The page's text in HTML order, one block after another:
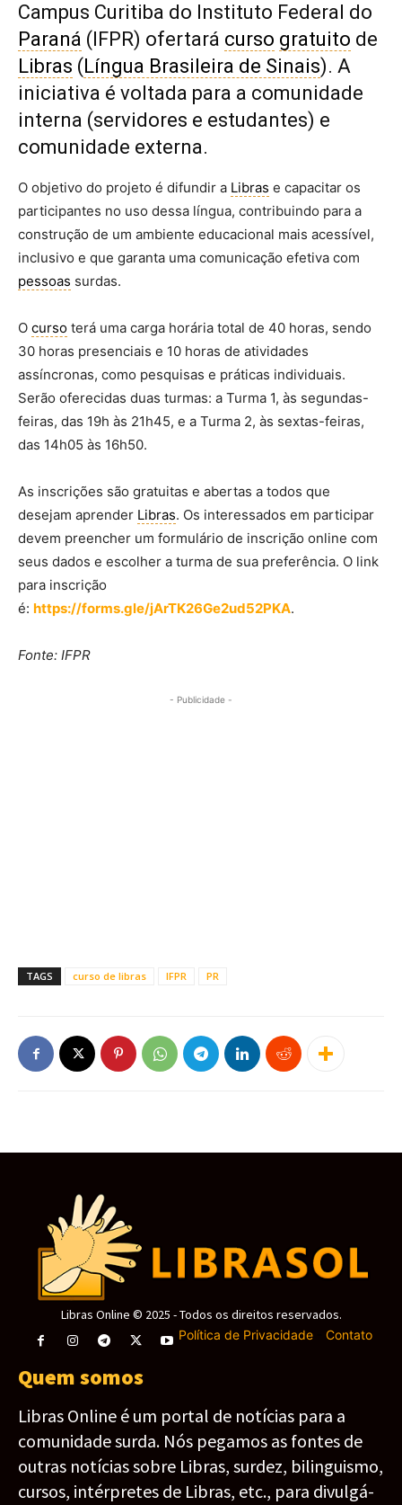
Campus Curitiba do Instituto Federal do
Paraná (IFPR) ofertará curso gratuito de
Libras (Língua Brasileira de Sinais). A
iniciativa é voltada para a comunidade
interna (servidores e estudantes) e
comunidade externa.
O objetivo do projeto é difundir a Libras e capacitar os
participantes no uso dessa língua, contribuindo para a
construção de um ambiente educacional mais acessível,
inclusivo e que garanta uma comunicação efetiva com
pessoas surdas.
O curso terá uma carga horária total de 40 horas, sendo
30 horas presenciais e 10 horas de atividades
assíncronas, como pesquisas e práticas individuais.
Serão oferecidas duas turmas: a Turma 1, às segundas-
feiras, das 19h às 21h45, e a Turma 2, às sextas-feiras,
das 14h05 às 16h50.
As inscrições são gratuitas e abertas a todos que
desejam aprender Libras. Os interessados em participar
devem preencher um formulário de inscrição online com
seus dados e escolher a turma de sua preferência. O link
para inscrição
é: https://forms.gle/jArTK26Ge2ud52PKA.
Fonte: IFPR
- Publicidade -
TAGS curso de libras IFPR PR
Libras Online © 2025 - Todos os direitos reservados.
Política de Privacidade- Contato
Quem somos
Libras Online é um portal de notícias para a
comunidade surda. Nós pegamos as fontes de
outras notícias sobre Libras, surdez, bilinguismo,
cursos, intérpretes de Libras, etc., para divulgá-